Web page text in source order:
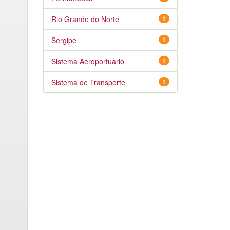
1
Rio Grande do Norte
1
Sergipe
1
Sistema Aeroportuário
1
Sistema de Transporte